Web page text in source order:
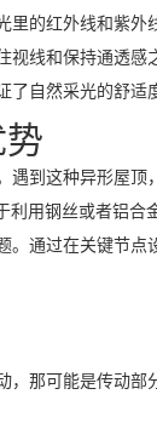
的红外线和紫
线和保持通透
自然采光的舒
到这种异形屋
用钢丝或者铝
通过在关键节
那可能是传动部